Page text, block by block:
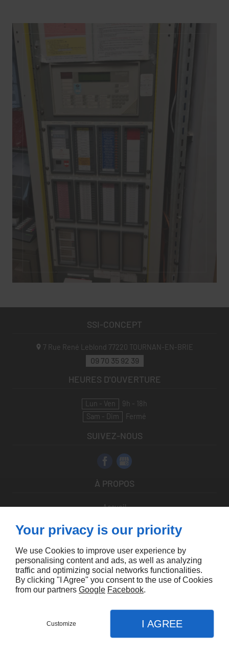
SSI-CONCEPT
7 Rue René Leblond 77220 TOURNAN-EN-BRIE
09 70 35 92 39
HEURES D'OUVERTURE
Lun - Ven
9h - 18h
Sam - Dim
Fermé
À PROPOS
Accueil
Mentions légales
SUIVEZ-NOUS
CONTACTEZ-NOUS
Your privacy is our priority
We use Cookies to improve user experience by
personalising content and ads, as well as analyzing
traffic and optimizing social networks functionalities.
By clicking "I Agree" you consent to the use of Cookies
from our partners Google Facebook.
Customize I AGREE